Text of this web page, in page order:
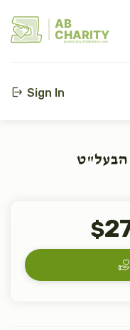
AB
CHARITY
powerd by ahblicklive.com
Sign In
הבעל"ט
$